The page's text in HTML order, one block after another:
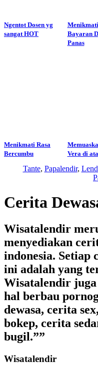
Ngentot Dosen yg
sangat HOT
Menikmati
Bayaran
Panas
Menikmati Rasa
Bercumbu
Vera di
Tante, Papalendir,
Cerita
Wisatalendir
menyediakan
indonesia. Setiap
ini adalah yang
Wisatalendir
hal berbau
dewasa, cerita
bokep, cerita
bugil.””
Wisatalendir